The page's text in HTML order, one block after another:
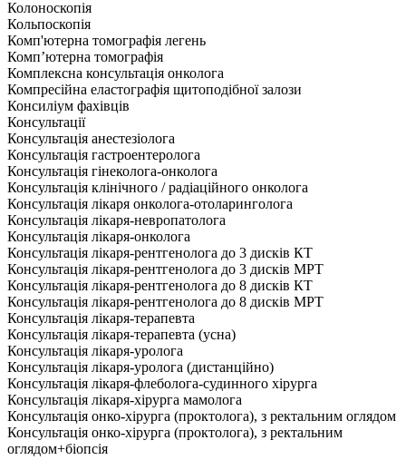
Колоноскопія
Кольпоскопія
Комп'ютерна томографія легень
Комп’ютерна томографія
Комплексна консультація онколога
Компресійна еластографія щитоподібної залози
Консиліум фахівців
Консультації
Консультація анестезіолога
Консультація гастроентеролога
Консультація гінеколога-онколога
Консультація клінічного / радіаційного онколога
Консультація лікаря онколога-отоларинголога
Консультація лікаря-невропатолога
Консультація лікаря-онколога
Консультація лікаря-рентгенолога до 3 дисків КТ
Консультація лікаря-рентгенолога до 3 дисків МРТ
Консультація лікаря-рентгенолога до 8 дисків КТ
Консультація лікаря-рентгенолога до 8 дисків МРТ
Консультація лікаря-терапевта
Консультація лікаря-терапевта (усна)
Консультація лікаря-уролога
Консультація лікаря-уролога (дистанційно)
Консультація лікаря-флеболога-судинного хірурга
Консультація лікаря-хірурга мамолога
Консультація онко-хірурга (проктолога), з ректальним оглядом
Консультація онко-хірурга (проктолога), з ректальним
оглядом+біопсія